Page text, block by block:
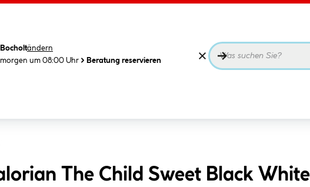
Bocholtändern
um 08:00 Uhr
Beratung reservieren
The Child Sweet Black